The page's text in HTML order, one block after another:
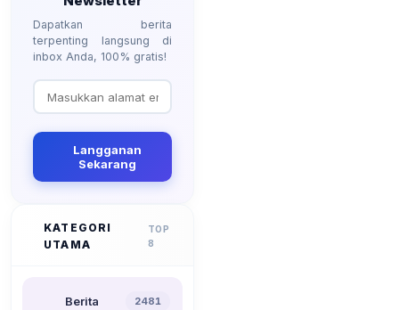
Dapatkan berita
terpenting langsung di
inbox Anda, 100% gratis!
Langganan
Sekarang
KATEGORI
UTAMA
TOP
8
Berita 2481